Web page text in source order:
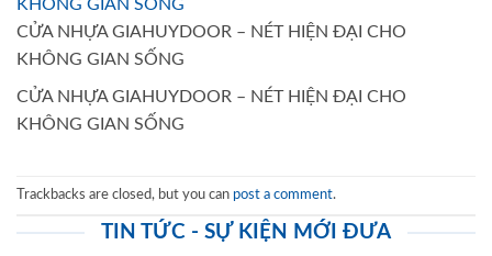
CỬA NHỰA GIAHUYDOOR – NÉT HIỆN ĐẠI CHO
KHÔNG GIAN SỐNG
CỬA NHỰA GIAHUYDOOR – NÉT HIỆN ĐẠI CHO
KHÔNG GIAN SỐNG
Trackbacks are closed, but you can post a comment.
TIN TỨC - SỰ KIỆN MỚI ĐƯA